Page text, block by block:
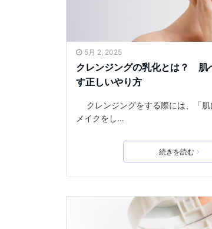
5月 2, 2025
クレンジングの乳化とは？ 肌
す正しいやり方
クレンジングをする際には、「肌
メイクをし…
続きを読む